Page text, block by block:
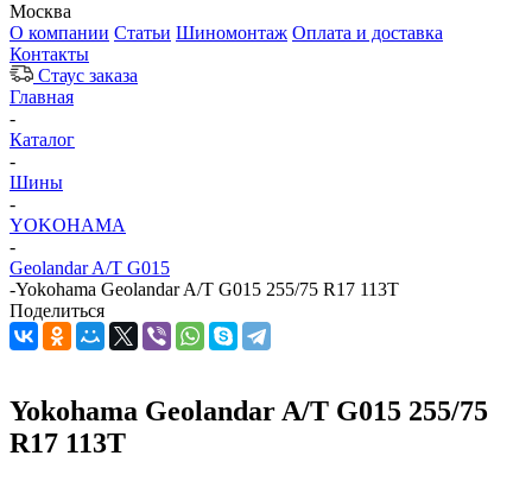
Москва
О компании Статьи Шиномонтаж Оплата и доставка
Контакты
Стаус заказа
Главная
-
Каталог
-
Шины
-
YOKOHAMA
-
Geolandar A/T G015
-Yokohama Geolandar A/T G015 255/75 R17 113T
Поделиться
Yokohama Geolandar A/T G015 255/75
R17 113T